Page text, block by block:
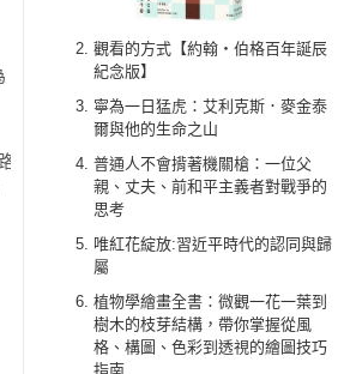
觀看的方式【約翰‧伯格百年誕辰
紀念版】
寧為一日猛虎：艾利克斯．麥金泰
爾與他的生命之山
普通人不會揹著機關槍：一位父
親、丈夫、前和平主義者對戰爭的
思考
唯紅花綻放:習近平時代的認同與歸
屬
植物學繪畫全書：微觀一花一葉到
樹木的枝芽結構，帶你掌握從風
格、構圖、色彩到透視的繪圖技巧
指南